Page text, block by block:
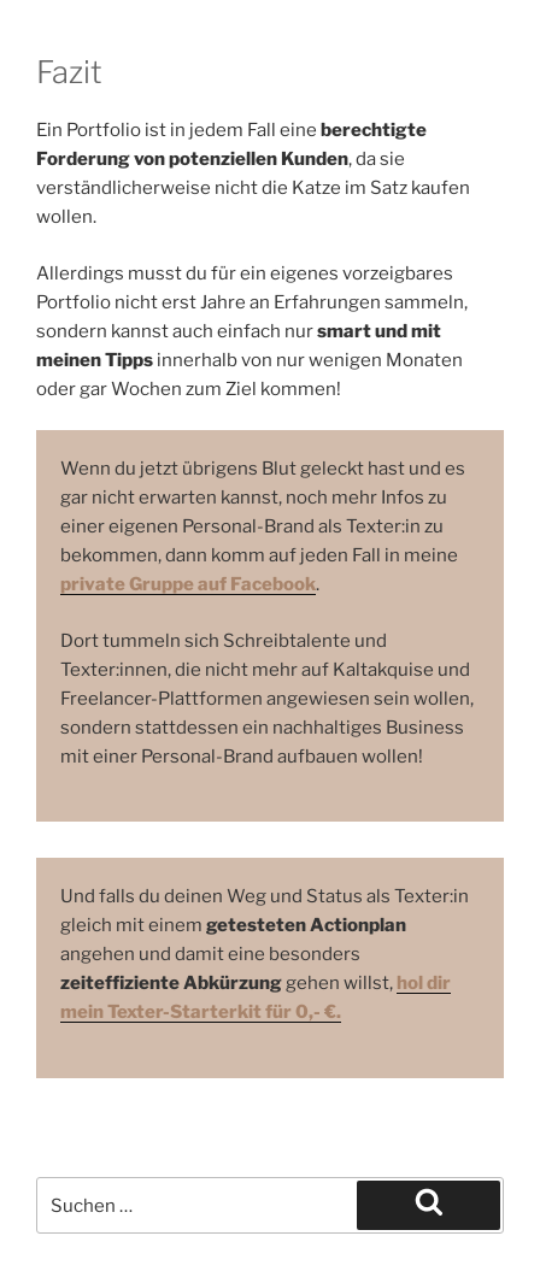
Fazit
Ein Portfolio ist in jedem Fall eine berechtigte
Forderung von potenziellen Kunden, da sie
verständlicherweise nicht die Katze im Satz kaufen
wollen.
Allerdings musst du für ein eigenes vorzeigbares
Portfolio nicht erst Jahre an Erfahrungen sammeln,
sondern kannst auch einfach nursmart und mit
meinen Tipps innerhalb von nur wenigen Monaten
oder gar Wochen zum Ziel kommen!
Wenn du jetzt übrigens Blut geleckt hast und es
gar nicht erwarten kannst, noch mehr Infos zu
einer eigenen Personal-Brand als Texter:in zu
bekommen, dann komm auf jeden Fall in meine
private Gruppe auf Facebook.
Dort tummeln sich Schreibtalente und
Texter:innen, die nicht mehr auf Kaltakquise und
Freelancer-Plattformen angewiesen sein wollen,
sondern stattdessen ein nachhaltiges Business
mit einer Personal-Brand aufbauen wollen!
Und falls du deinen Weg und Status als Texter:in
gleich mit einem getesteten Actionplan
angehen und damit eine besonders
zeiteffiziente Abkürzunggehen willst, hol dir
mein Texter-Starterkit für 0,- €.